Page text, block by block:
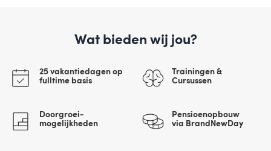
Wat bieden wij jou?
25 vakantiedagen op
fulltime basis
Trainingen &
Cursussen
Doorgroei-
mogelijkheden
Pensioenopbouw
via BrandNewDay